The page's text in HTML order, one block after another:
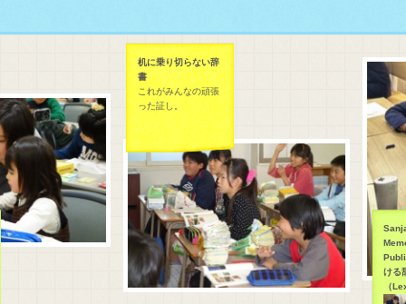
机に乗り切らない辞
書
これがみんなの頑張
った証し。
ける
（